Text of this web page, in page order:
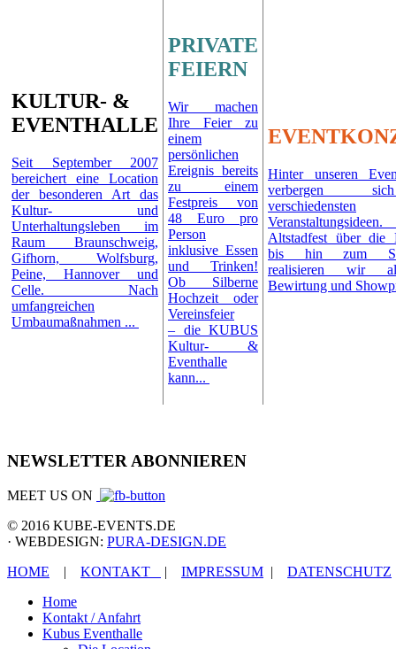
KULTUR- &
EVENTHALLE
Seit September 2007
bereichert eine Location
der besonderen Art das
Kultur- und
Unterhaltungsleben im
Raum Braunschweig,
Gifhorn, Wolfsburg,
Peine, Hannover und
Celle. Nach
umfangreichen
Umbaumaßnahmen ...
PRIVATE
FEIERN
Wir machen
Ihre Feier zu
einem
persönlichen
Ereignis bereits
zu einem
Festpreis von
48 Euro pro
Person
inklusive Essen
und Trinken!
Ob Silberne
Hochzeit oder
Vereinsfeier
– die KUBUS
Kultur- &
Eventhalle
kann...
Hinter unseren
verbergen
verschiedensten
Altstadfest über die
bis hin zum
realisieren wir
Bewirtung und
NEWSLETTER ABONNIEREN
MEET US ON
© 2016 KUBE-EVENTS.DE
· WEBDESIGN: PURA-DESIGN.DE
HOME | KONTAKT | IMPRESSUM | DATENSCHUTZ
Home
Kontakt / Anfahrt
Kubus Eventhalle